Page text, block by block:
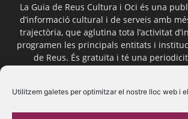
Utilitzem galetes per optimitzar el nostre lloc web i
La Guia de Reus Cultura i Oci és una
d’informació cultural i de serveis amb
trajectòria, que aglutina tota l’activitat
programen les principals entitats i
de Reus. És gratuïta i té una